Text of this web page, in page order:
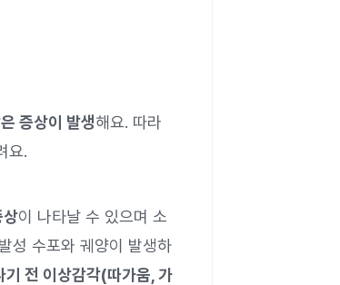
증상이 발생해요. 따라
요.
상이 나타날 수 있으며 소
성 수포와 궤양이 발생하
기 전 이상감각(따가움, 가